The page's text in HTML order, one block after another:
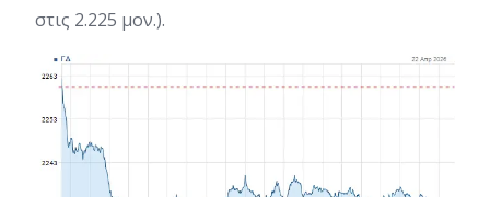
στις 2.225 μον.).